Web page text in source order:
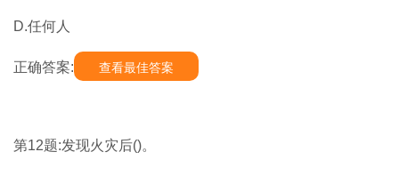
D.任何人
正确答案: 查看最佳答案
第12题:发现火灾后()。